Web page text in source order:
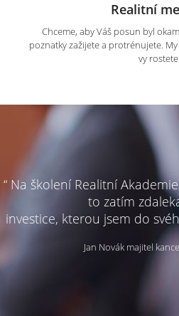
Realitní
Chceme, aby Váš posun byl
poznatky zažijete a protrénujete.
vy rostete.
“ Na školení Realitní
to zatím
investice, kterou jsem do
Jan Novák majitel